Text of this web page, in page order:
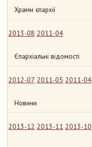
Храми єпархії
2013-08 2011-04
Єпархіальні відомості
2012-07 2011-05 2011-04
Новини
2013-12 2013-11 2013-10